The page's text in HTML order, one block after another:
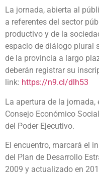
La jornada, abierta al
a referentes del sector
productivo y de la
espacio de diálogo plural
de la provincia a largo
deberán registrar su
link: https://n9.cl/dlh53
La apertura de la jornada,
Consejo Económico
del Poder Ejecutivo.
El encuentro, marcará el
del Plan de Desarrollo
2009 y actualizado en